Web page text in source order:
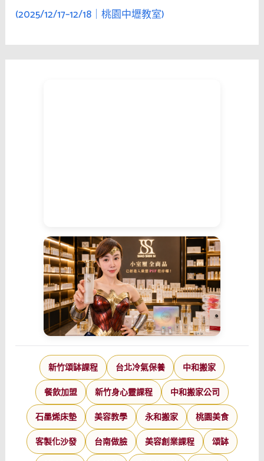
(2025/12/17–12/18｜桃園中壢教室)
新竹頌缽課程 台北冷氣保養 中和搬家
餐飲加盟 新竹身心靈課程 中和搬家公司
石墨烯床墊 美容教學 永和搬家 桃園美食
客製化沙發 台南做臉 美容創業課程 頌缽